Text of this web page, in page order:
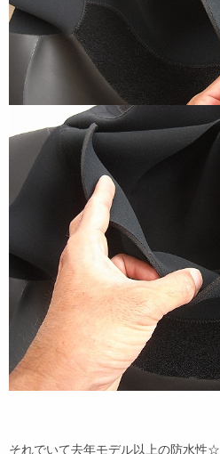
それでいて去年モデル以上の防水性☆